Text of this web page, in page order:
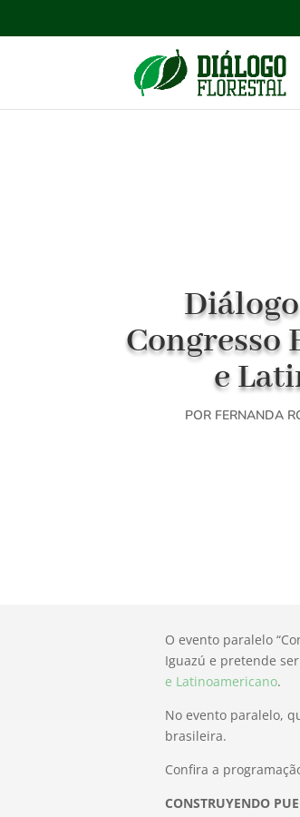
Congresso
e
POR FERNANDA
O evento paralelo
Iguazú e pretende
e Latinoamericano.
No evento paralelo,
brasileira.
Confira a
CONSTRUYENDO